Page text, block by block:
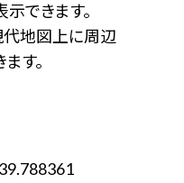
できます。
代地図上に周辺
す。